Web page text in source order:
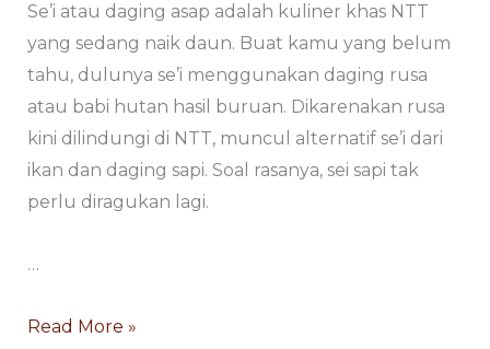
Se’i atau daging asap adalah kuliner khas NTT
yang sedang naik daun. Buat kamu yang belum
tahu, dulunya se’i menggunakan daging rusa
atau babi hutan hasil buruan. Dikarenakan rusa
kini dilindungi di NTT, muncul alternatif se’i dari
ikan dan daging sapi. Soal rasanya, sei sapi tak
perlu diragukan lagi.
…
Read More »